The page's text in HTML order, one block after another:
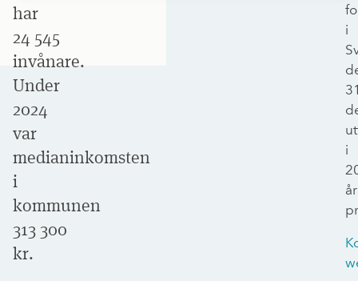
har
24 545
invånare.
Under
2024
var
medianinkomsten
i
kommunen
313 300
kr.
i
i